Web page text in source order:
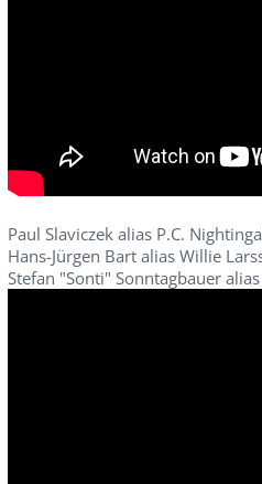
Paul Slaviczek alias P.C.
Hans-Jürgen Bart alias Willie
Stefan "Sonti" Sonntagbauer